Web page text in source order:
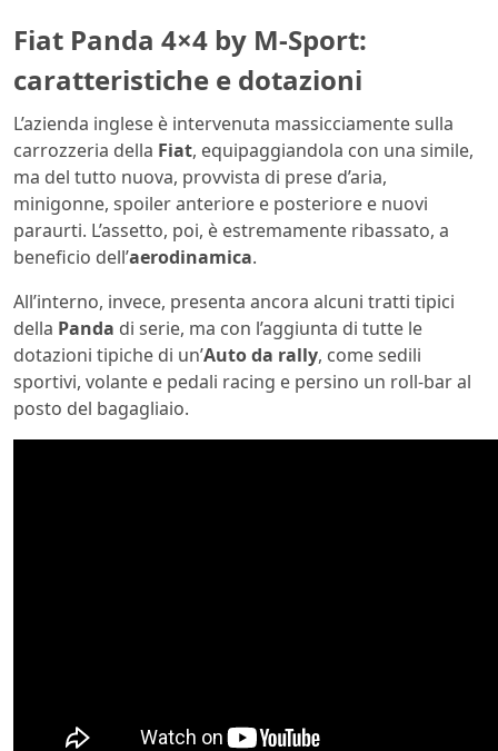
Fiat Panda 4×4 by M-Sport:
caratteristiche e dotazioni
L’azienda inglese è intervenuta massicciamente sulla
carrozzeria della Fiat, equipaggiandola con una simile,
ma del tutto nuova, provvista di prese d’aria,
minigonne, spoiler anteriore e posteriore e nuovi
paraurti. L’assetto, poi, è estremamente ribassato, a
beneficio dell’aerodinamica.
All’interno, invece, presenta ancora alcuni tratti tipici
della Panda di serie, ma con l’aggiunta di tutte le
dotazioni tipiche di un’Auto da rally, come sedili
sportivi, volante e pedali racing e persino un roll-bar al
posto del bagagliaio.